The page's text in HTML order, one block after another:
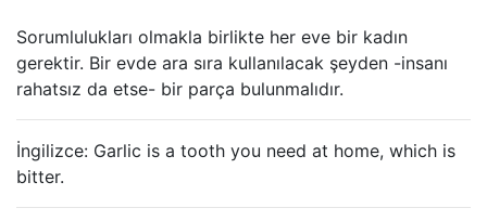
Sorumlulukları olmakla birlikte her eve bir kadın
gerektir. Bir evde ara sıra kullanılacak şeyden -insanı
rahatsız da etse- bir parça bulunmalıdır.
İngilizce: Garlic is a tooth you need at home, which is
bitter.